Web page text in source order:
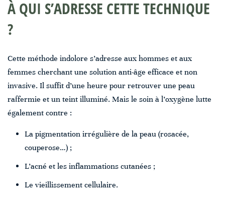
À QUI S’ADRESSE CETTE TECHNIQUE
?
Cette méthode indolore s’adresse aux hommes et aux
femmes cherchant une solution anti-âge efficace et non
invasive. Il suffit d’une heure pour retrouver une peau
raffermie et un teint illuminé. Mais le soin à l’oxygène lutte
également contre :
La pigmentation irrégulière de la peau (rosacée,
couperose…) ;
L’acné et les inflammations cutanées ;
Le vieillissement cellulaire.